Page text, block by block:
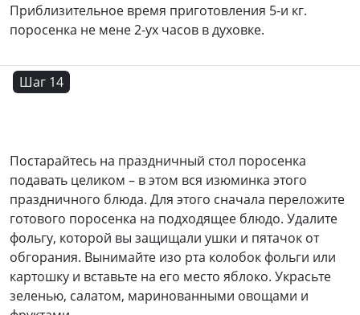
Приблизительное время приготовления 5-и кг.
поросенка не мене 2-ух часов в духовке.
Шаг 14
Постарайтесь на праздничный стол поросенка
подавать целиком – в этом вся изюминка этого
праздничного блюда. Для этого сначала переложите
готового поросенка на подходящее блюдо. Удалите
фольгу, которой вы защищали ушки и пятачок от
обгорания. Вынимайте изо рта колобок фольги или
картошку и вставьте на его место яблоко. Украсьте
зеленью, салатом, маринованными овощами и